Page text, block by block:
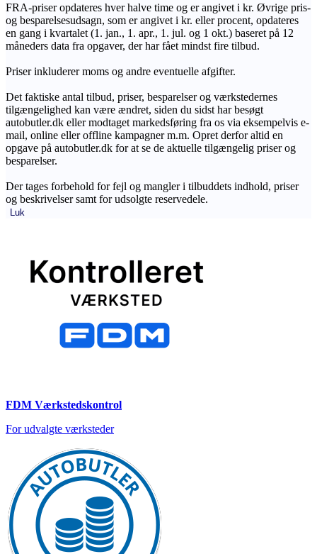
FRA-priser opdateres hver halve time og er angivet i kr. Øvrige pris-
og besparelsesudsagn, som er angivet i kr. eller procent, opdateres
en gang i kvartalet (1. jan., 1. apr., 1. jul. og 1 okt.) baseret på 12
måneders data fra opgaver, der har fået mindst fire tilbud.
Priser inkluderer moms og andre eventuelle afgifter.
Det faktiske antal tilbud, priser, besparelser og værkstedernes
tilgængelighed kan være ændret, siden du sidst har besøgt
autobutler.dk eller modtaget markedsføring fra os via eksempelvis e-
mail, online eller offline kampagner m.m. Opret derfor altid en
opgave på autobutler.dk for at se de aktuelle tilgængelig priser og
besparelser.
Der tages forbehold for fejl og mangler i tilbuddets indhold, priser
og beskrivelser samt for udsolgte reservedele.
Luk
FDM Værkstedskontrol
For udvalgte værksteder